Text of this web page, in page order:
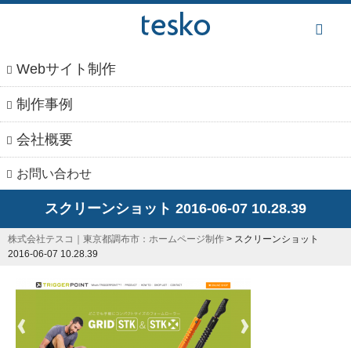
Webサイト制作
制作事例
会社概要
お問い合わせ
スクリーンショット 2016-06-07 10.28.39
株式会社テスコ｜東京都調布市：ホームページ制作 > スクリーンショット
2016-06-07 10.28.39